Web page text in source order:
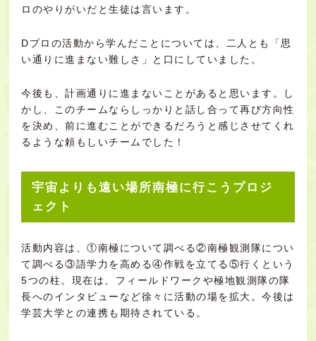
ロのやりがいだと生徒は言います。
Dプロの活動から学んだことについては、二人とも「思
い通りに進まない難しさ」と口にしていました。
今後も、計画通りに進まないことがあると思います。し
かし、このチームならしっかりと話し合って再び方向性
を決め、前に進むことができるだろうと感じさせてくれ
るような頼もしいチームでした！
宇宙よりも遠い場所南極に行こうプロジ
ェクト
活動内容は、①南極について調べる②南極観測隊につい
て調べる③語学力を高める④作戦を立てる⑤行くという
5つの柱。現在は、フィールドワークや極地観測隊の隊
長へのインタビューなど徐々に活動の場を拡大。今後は
学芸大学との連携も期待されている。